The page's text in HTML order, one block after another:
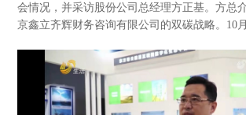
会情况，并采访股份公司总经理方正基。方总
京鑫立齐辉财务咨询有限公司的双碳战略。10